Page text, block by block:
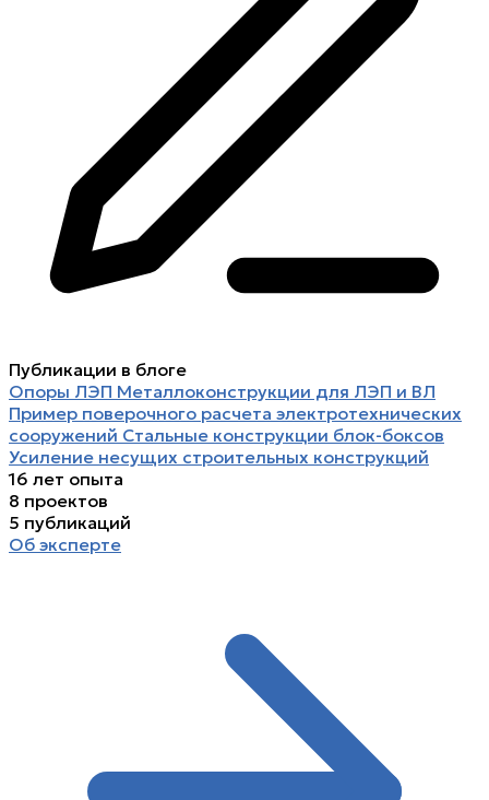
Публикации в блоге
Опоры ЛЭП Металлоконструкции для ЛЭП и ВЛ
Пример поверочного расчета электротехнических
сооружений Стальные конструкции блок-боксов
Усиление несущих строительных конструкций
16 лет опыта
8 проектов
5 публикаций
Об эксперте